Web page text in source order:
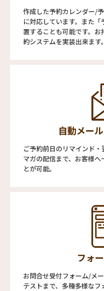
作成した予約カレンダー/
に対応しています。また
置することも可能です。
約システムを実装出来ます。
自動メー
ご予約前日のリマインド
マガの配信まで、お客様
とが可能。
フォ
お問合せ受付フォーム/メ
テストまで、多種多様な